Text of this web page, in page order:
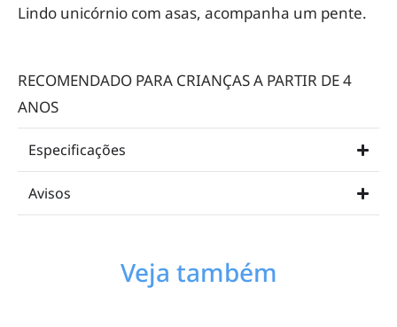
Lindo unicórnio com asas, acompanha um pente.
RECOMENDADO PARA CRIANÇAS A PARTIR DE 4
ANOS
Especificações
Avisos
Veja também